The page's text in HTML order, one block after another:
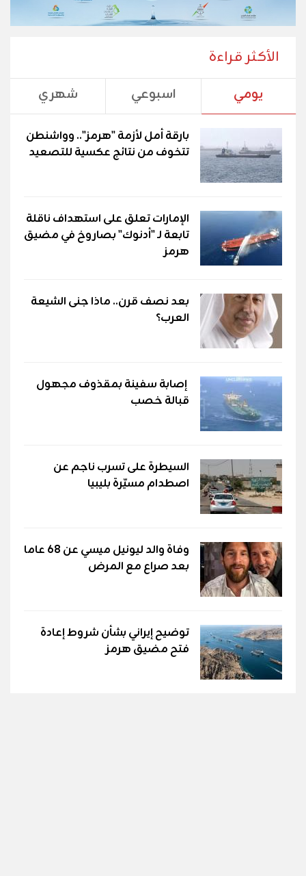
الأكثر قراءة
يومي اسبوعي شهري
بارقة أمل لأزمة "هرمز".. وواشنطن
تتخوف من نتائج عكسية للتصعيد
الإمارات تعلق على استهداف ناقلة
تابعة لـ "أدنوك" بصاروخ في مضيق
هرمز
بعد نصف قرن.. ماذا جنى الشيعة
العرب؟
إصابة سفينة بمقذوف مجهول
قبالة خصب
السيطرة على تسرب ناجم عن
اصطدام مسيّرة بليبيا
وفاة والد ليونيل ميسي عن 68 عاما
بعد صراع مع المرض
توضيح إيراني بشأن شروط إعادة
فتح مضيق هرمز